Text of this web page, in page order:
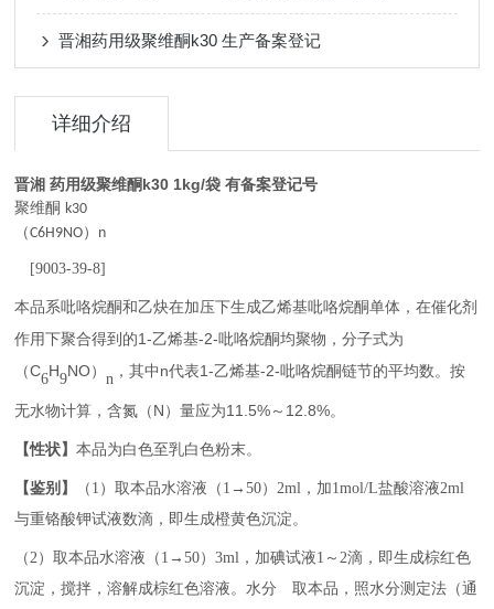
晋湘药用级聚维酮k30 生产备案登记
详细介绍
晋湘 药用级聚维酮k30 1kg/袋 有备案登记号
聚维酮 k30
（C6H9NO） n
[9003-39-8]
本品系吡咯烷酮和乙炔在加压下生成乙烯基吡咯烷酮单体，在催化剂
作用下聚合得到的1-乙烯基-2-吡咯烷酮均聚物，分子式为
（C6H9NO） n ，其中 n代表1-乙烯基-2-吡咯烷酮链节的平均数。按
无水物计算，含氮（ N ）量应为11.5% ～ 12.8%。
【性状】本品为白色至乳白色粉末。
【鉴别】 （ 1 ）取本品水溶液（ 1→50）2ml ，加1mol/L盐酸溶液2ml
与重铬酸钾试液数滴，即生成橙黄色沉淀。
（2）取本品水溶液（ 1→50）3ml ，加碘试液1 ～2滴，即生成棕红色
沉淀，搅拌，溶解成棕红色溶液。水分 取本品，照水分测定法（通